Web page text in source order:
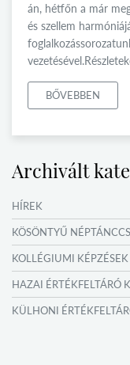
án, hétfőn a már
és szellem
BŐVEBBEN
Archivált
HÍREK
KÖSÖNTYŰ
KOLLÉGIUMI KÉPZÉSEK
HAZAI ÉRTÉKFELTÁRÓ
KÜLHONI